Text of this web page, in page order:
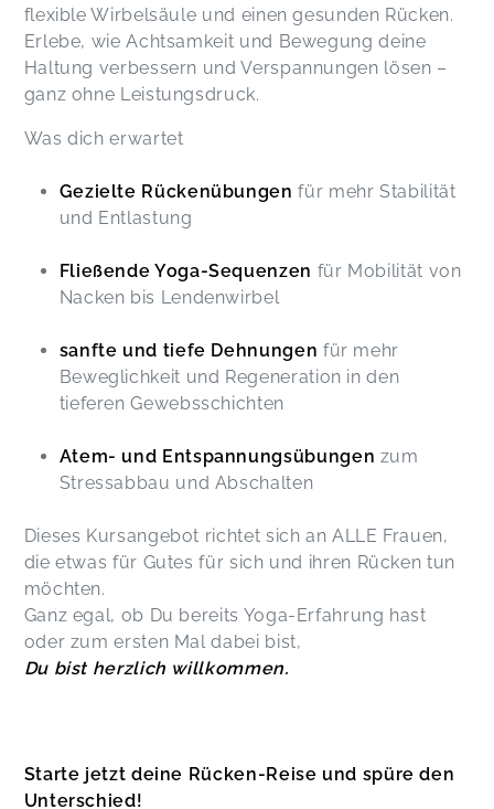
flexible Wirbelsäule und einen gesunden Rücken.
Erlebe, wie Achtsamkeit und Bewegung deine
Haltung verbessern und Verspannungen lösen –
ganz ohne Leistungsdruck.
Was dich erwartet
Gezielte Rückenübungen für mehr Stabilität
und Entlastung
Fließende Yoga-Sequenzen für Mobilität von
Nacken bis Lendenwirbel
sanfte und tiefe Dehnungen für mehr
Beweglichkeit und Regeneration in den
tieferen Gewebsschichten
Atem- und Entspannungsübungen zum
Stressabbau und Abschalten
Dieses Kursangebot richtet sich an ALLE Frauen,
die etwas für Gutes für sich und ihren Rücken tun
möchten.
Ganz egal, ob Du bereits Yoga-Erfahrung hast
oder zum ersten Mal dabei bist,
Du bist herzlich willkommen.
Starte jetzt deine Rücken-Reise und spüre den
Unterschied!